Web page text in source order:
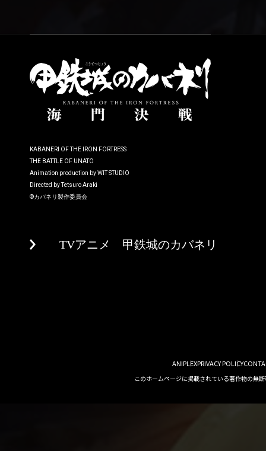
KABANERI OF THE IRON FORTRESS
THE BATTLE OF UNATO
Animation production by WIT STUDIO
Directed by Tetsuro Araki
©カバネリ製作委員会
TVアニメ 甲鉄城のカバネリ
ANIPLEXPRIVACY POLICY
このホームページに掲載されている著作物の無